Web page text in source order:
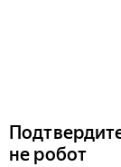
не робот